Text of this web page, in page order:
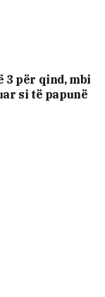
3 për qind, mbi
si të papunë